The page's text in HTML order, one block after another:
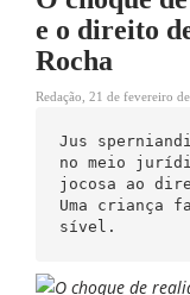
e o direito
Rocha
Redação 21 de fevereiro
Jus sperniandi
no meio
jocosa ao
Uma criança
sível.